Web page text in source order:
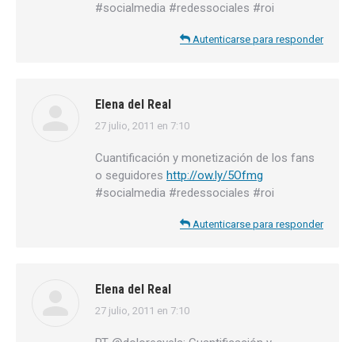
#socialmedia #redessociales #roi
Autenticarse para responder
Elena del Real
dice:
27 julio, 2011 en 7:10
Cuantificación y monetización de los fans
o seguidores http://ow.ly/5Ofmg
#socialmedia #redessociales #roi
Autenticarse para responder
Elena del Real
dice:
27 julio, 2011 en 7:10